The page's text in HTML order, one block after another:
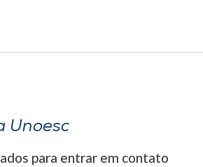
Unoesc
para entrar em contato